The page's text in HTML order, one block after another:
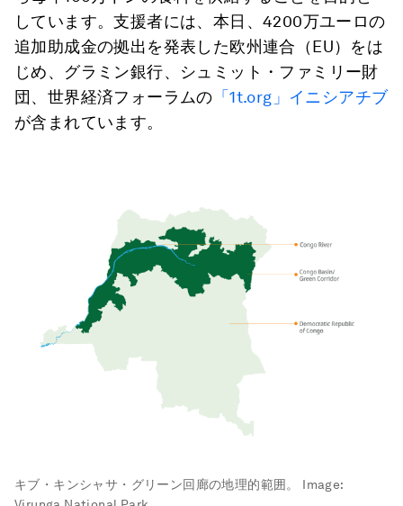
しています。支援者には、本日、4200万ユーロの
追加助成金の拠出を発表した欧州連合（EU）をは
じめ、グラミン銀行、シュミット・ファミリー財
団、世界経済フォーラムの 「1t.org」イニシアチブ
が含まれています。
キブ・キンシャサ・グリーン回廊の地理的範囲。
Image: